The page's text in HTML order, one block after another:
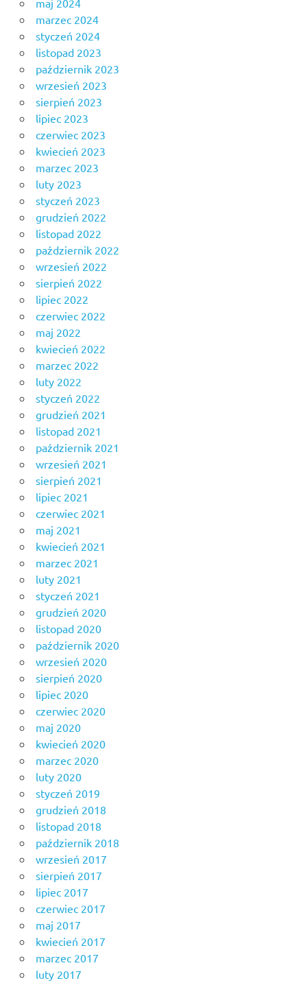
maj 2024
marzec 2024
styczeń 2024
listopad 2023
październik 2023
wrzesień 2023
sierpień 2023
lipiec 2023
czerwiec 2023
kwiecień 2023
marzec 2023
luty 2023
styczeń 2023
grudzień 2022
listopad 2022
październik 2022
wrzesień 2022
sierpień 2022
lipiec 2022
czerwiec 2022
maj 2022
kwiecień 2022
marzec 2022
luty 2022
styczeń 2022
grudzień 2021
listopad 2021
październik 2021
wrzesień 2021
sierpień 2021
lipiec 2021
czerwiec 2021
maj 2021
kwiecień 2021
marzec 2021
luty 2021
styczeń 2021
grudzień 2020
listopad 2020
październik 2020
wrzesień 2020
sierpień 2020
lipiec 2020
czerwiec 2020
maj 2020
kwiecień 2020
marzec 2020
luty 2020
styczeń 2019
grudzień 2018
listopad 2018
październik 2018
wrzesień 2017
sierpień 2017
lipiec 2017
czerwiec 2017
maj 2017
kwiecień 2017
marzec 2017
luty 2017